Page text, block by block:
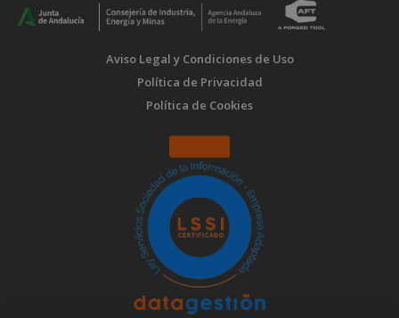
Aviso Legal y Condiciones de Uso
Política de Privacidad
Política de Cookies